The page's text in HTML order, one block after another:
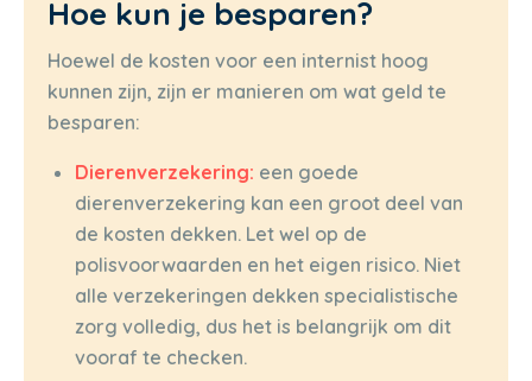
Hoe kun je besparen?
Hoewel de kosten voor een internist hoog
kunnen zijn, zijn er manieren om wat geld te
besparen:
Dierenverzekering: een goede
dierenverzekering kan een groot deel van
de kosten dekken. Let wel op de
polisvoorwaarden en het eigen risico. Niet
alle verzekeringen dekken specialistische
zorg volledig, dus het is belangrijk om dit
vooraf te checken.